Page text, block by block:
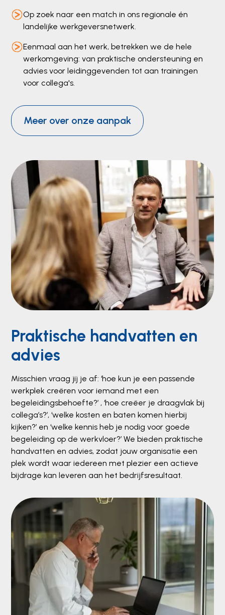
Op zoek naar een match in ons regionale én
landelijke werkgeversnetwerk.
Eenmaal aan het werk, betrekken we de hele
werkomgeving: van praktische ondersteuning en
advies voor leidinggevenden tot aan trainingen
voor collega's.
Meer over onze aanpak
Praktische handvatten en
advies
Misschien vraag jij je af: ‘hoe kun je een passende
werkplek creëren voor iemand met een
begeleidingsbehoefte?’ , ‘hoe creëer je draagvlak bij
collega’s?’, ‘welke kosten en baten komen hierbij
kijken?’ en ‘welke kennis heb je nodig voor goede
begeleiding op de werkvloer?’ We bieden praktische
handvatten en advies, zodat jouw organisatie een
plek wordt waar iedereen met plezier een actieve
bijdrage kan leveren aan het bedrijfsresultaat.